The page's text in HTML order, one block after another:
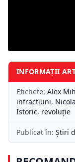
INFORMAȚII
Etichete: Alex
infractiuni,
Istoric, revoluţie
Publicat în: Știri